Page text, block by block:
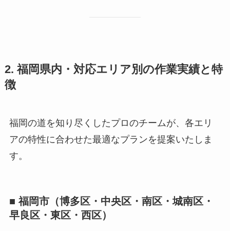
2. 福岡県内・対応エリア別の作業実績と特
徴
福岡の道を知り尽くしたプロのチームが、各エリ
アの特性に合わせた最適なプランを提案いたしま
す。
■ 福岡市（博多区・中央区・南区・城南区・
早良区・東区・西区）